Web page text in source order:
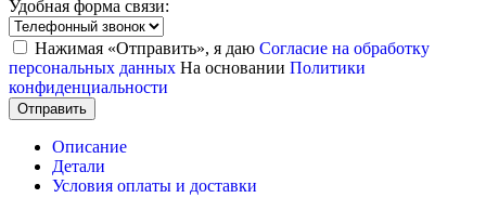
Удобная форма связи:
Нажимая «Отправить», я даю Согласие на обработку
персональных данных На основании Политики
конфиденциальности
Отправить
Описание
Детали
Условия оплаты и доставки